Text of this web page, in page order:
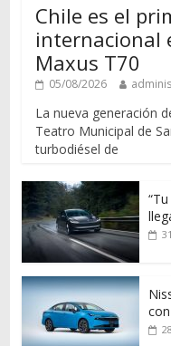
Chile es el
internacional
Maxus T70
05/08/2026
La nueva generación
Teatro Municipal de
turbodiésel de